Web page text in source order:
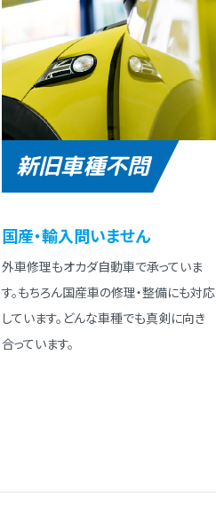
新旧車種不問
国産・輸⼊問いません
外⾞修理もオカダ⾃動⾞で承っていま
す。もちろん国産⾞の修理・整備にも対応
しています。どんな⾞種でも真剣に向き
合っています。